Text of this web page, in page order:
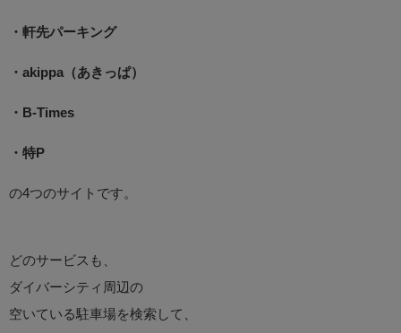
・軒先パーキング
・akippa（あきっぱ）
・B-Times
・特P
の4つのサイトです。
どのサービスも、
ダイバーシティ周辺の
空いている駐車場を検索して、